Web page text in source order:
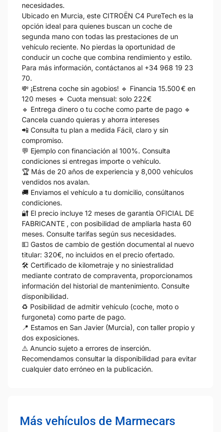
necesidades.
Ubicado en Murcia, este CITROËN C4 PureTech es la
opción ideal para quienes buscan un coche de
segunda mano con todas las prestaciones de un
vehículo reciente. No pierdas la oportunidad de
conducir un coche que combina rendimiento y estilo.
Para más información, contáctanos al +34 968 19 23
70.
💸 ¡Estrena coche sin agobios! 🔹 Financia 15.500 € en
120 meses 🔹 Cuota mensual: solo 222€
🔹 Entrega dinero o tu coche como parte de pago 🔹
Cancela cuando quieras y ahorra intereses
📲 Consulta tu plan a medida Fácil, claro y sin
compromiso.
💬 Ejemplo con financiación al 100%. Consulta
condiciones si entregas importe o vehículo.
🏆 Más de 20 años de experiencia y 8,000 vehículos
vendidos nos avalan.
🚚 Enviamos el vehículo a tu domicilio, consúltanos
condiciones.
🔐 El precio incluye 12 meses de garantía OFICIAL DE
FABRICANTE , con posibilidad de ampliarla hasta 60
meses. Consulte tarifas según sus necesidades.
💵 Gastos de cambio de gestión documental al nuevo
titular: 320€, no incluidos en el precio ofertado.
🛠️ Certificado de kilometraje y no siniestralidad
mediante contrato de compraventa, proporcionamos
información del historial de mantenimiento. Consulte
disponibilidad.
♻️ Posibilidad de admitir vehículo (coche, moto o
furgoneta) como parte de pago.
📍 Estamos en San Javier (Murcia), con taller propio y
dos exposiciones.
⚠️ Anuncio sujeto a errores de inserción.
Recomendamos consultar la disponibilidad para evitar
cualquier dato erróneo en la publicación.
Más vehículos de Marmecars